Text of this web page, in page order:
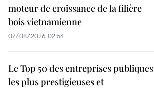
moteur de croissance de la filière
bois vietnamienne
07/08/2026 02:54
Le Top 50 des entreprises publiques
les plus prestigieuses et